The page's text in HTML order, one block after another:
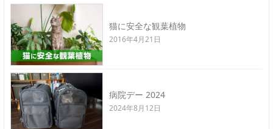
猫に安全な観葉植物
2016年4月21日
病院デー 2024
2024年8月12日